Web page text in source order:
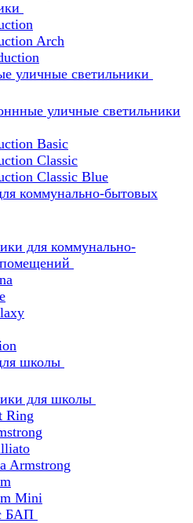
Arch
уличные светильники
уличные светильники
Basic
Classic
Classic Blue
коммунально-бытовых
для коммунально-
школы
для школы
Ring
Armstrong
Mini
БАП